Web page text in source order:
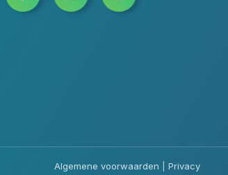
Algemene voorwaarden Privacy